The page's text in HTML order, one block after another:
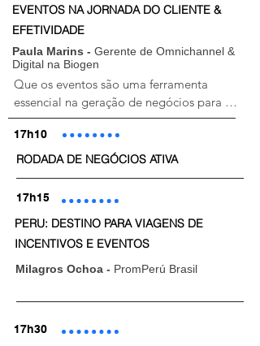
EVENTOS NA JORNADA DO CLIENTE &
EFETIVIDADE
Paula Marins - Gerente de Omnichannel &
Digital na Biogen
Que os eventos são uma ferramenta
essencial na geração de negócios para
empresas de todos os segmentos você já
sabe. Porém, no mundo atual, os canais de
comunicação são diversos e todos exercem
palestra você saberá como incluir os eventos
melhores resultados e  otimização de
recursos.
17h10
RODADA DE NEGÓCIOS ATIVA
17h15
PERU: DESTINO PARA VIAGENS DE
INCENTIVOS E EVENTOS
Milagros Ochoa - PromPerú Brasil
17h30